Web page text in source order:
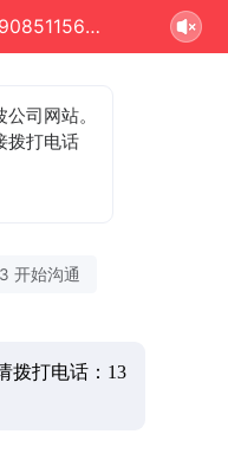
新奇微波欢迎您13908511565正在为您服务
司网站。
拨打电话
开始沟通
拨打电话：13